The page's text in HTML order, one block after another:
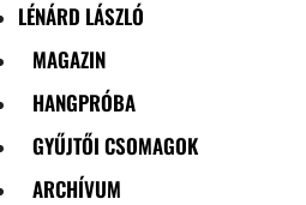
LÉNÁRD LÁSZLÓ
MAGAZIN
HANGPRÓBA
GYŰJTŐI CSOMAGOK
ARCHÍVUM